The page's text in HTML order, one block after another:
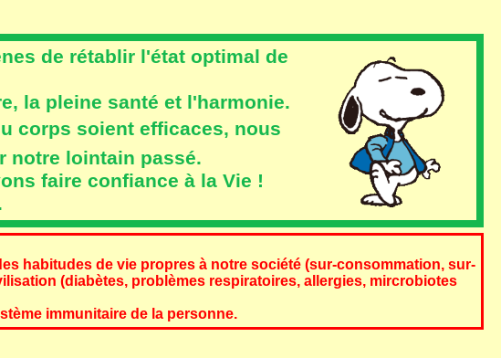
de rétablir l'état optimal de
la pleine santé et l'harmonie.
corps soient efficaces, nous
notre lointain passé.
faire confiance à la Vie !
habitudes de vie propres à notre société (sur-consommation, sur-
(diabètes, problèmes respiratoires, allergies, mircrobiotes
immunitaire de la personne.